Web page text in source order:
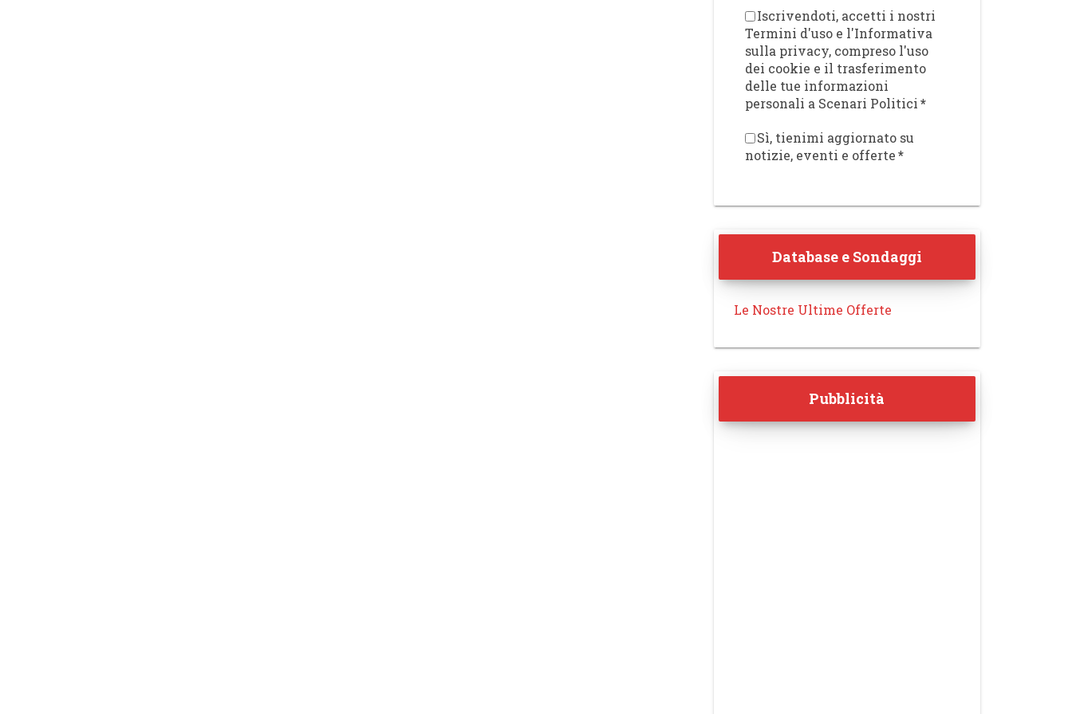
Iscrivendoti, accetti i nostri
Termini d'uso e l'Informativa
sulla privacy, compreso l'uso
dei cookie e il trasferimento
delle tue informazioni
personali a Scenari Politici*
Sì, tienimi aggiornato su
notizie, eventi e offerte*
Database e Sondaggi
Le Nostre Ultime Offerte
Pubblicità